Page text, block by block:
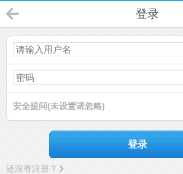
登录
安全提问(未设置请忽略)
登录
还没有注册？